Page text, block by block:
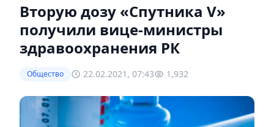
Вторую дозу «Спутника V»
получили вице-министры
здравоохранения РК
Общество 22.02.2021, 07:43 1,932